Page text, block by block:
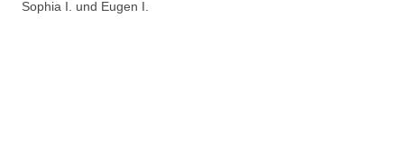
Sophia I. und Eugen I.